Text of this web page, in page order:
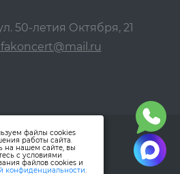
50-летия Октября, 21
файлы cookies
работы сайта.
на нашем сайте, вы
с условиями
файлов cookies и
конфиденциальности